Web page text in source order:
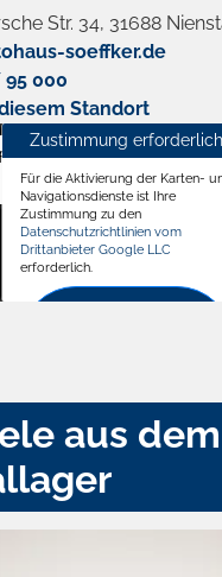
Str. 34, 31688
soeffker.de
000
Standort
GmbH
34, 31688 Nienstädt
Zustimmung erforderlich
Für die Aktivierung der Karten-
Navigationsdienste ist Ihre
Zustimmung zu den
Datenschutzrichtlinien vom
Drittanbieter Google LLC
erforderlich.
aus dem